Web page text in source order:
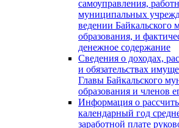
самоуправления,
муниципальных
ведении Байкальского
образования, и
денежное содержание
Сведения о доходах,
и обязательствах
Главы Байкальского
образования и членов
Информация о
календарный год
заработной плате